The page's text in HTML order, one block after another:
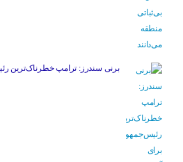
برنی سندرز: ترامپ خطرناک‌ترین